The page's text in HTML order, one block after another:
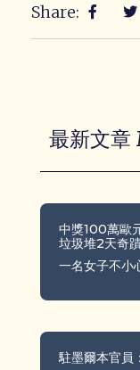
Share:
最新文
中獎100萬歐
垃圾堆2天奇
一名女子不小
駐墨爾本官員